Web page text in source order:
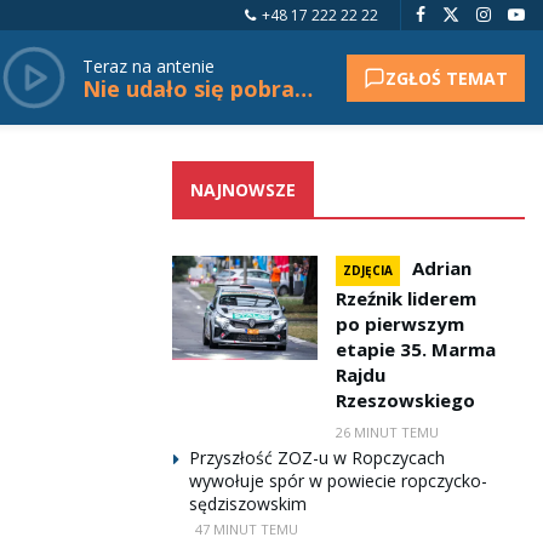
+48 17 222 22 22
Teraz na antenie
Nie udało się pobrać tytułu. ZGŁOŚ TEMAT
NAJNOWSZE
ZDJĘCIA
Adrian
Rzeźnik liderem
po pierwszym
etapie 35. Marma
Rajdu
Rzeszowskiego
26 MINUT TEMU
Przyszłość ZOZ-u w Ropczycach
wywołuje spór w powiecie ropczycko-
sędziszowskim
47 MINUT TEMU